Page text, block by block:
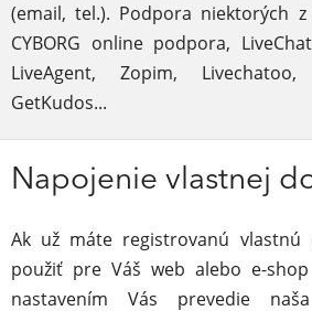
(email, tel.). Podpora niektorých
CYBORG online podpora,
LiveAgent, Zopim, Livechatoo,
GetKudos...
Napojenie vlastnej
Ak už máte registrovanú vlastnú
použiť pre Váš web alebo e-
nastavením Vás prevedie